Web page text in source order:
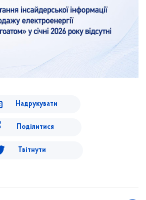
Надрукувати
Поділитися
Твітнути